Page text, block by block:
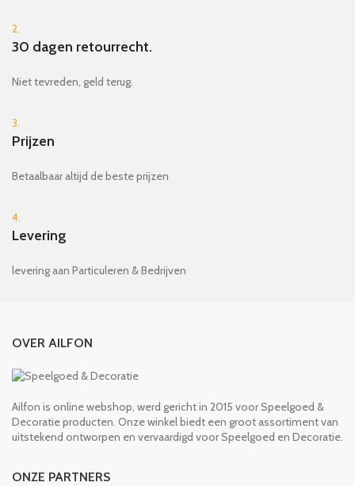
2.
30 dagen retourrecht.
Niet tevreden, geld terug.
3.
Prijzen
Betaalbaar altijd de beste prijzen
4.
Levering
levering aan Particuleren & Bedrijven
OVER AILFON
Ailfon is online webshop, werd gericht in 2015 voor Speelgoed &
Decoratie producten. Onze winkel biedt een groot assortiment van
uitstekend ontworpen en vervaardigd voor Speelgoed en Decoratie.
ONZE PARTNERS